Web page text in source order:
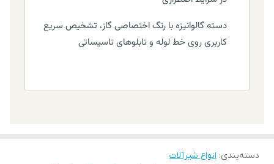
دسته گالوانیزه با رنگ اختصاصی گاز، تشخیص سریع
کاربری روی خط لوله و تابلوهای تاسیساتی
دسته‌بندی: انواع شیرآلات